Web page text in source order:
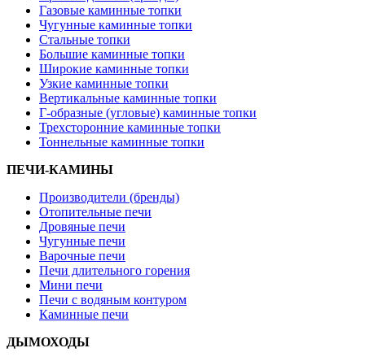
Газовые каминные топки
Чугунные каминные топки
Стальные топки
Большие каминные топки
Широкие каминные топки
Узкие каминные топки
Вертикальные каминные топки
Г-образные (угловые) каминные топки
Трехсторонние каминные топки
Тоннельные каминные топки
ПЕЧИ-КАМИНЫ
Производители (бренды)
Отопительные печи
Дровяные печи
Чугунные печи
Варочные печи
Печи длительного горения
Мини печи
Печи с водяным контуром
Каминные печи
ДЫМОХОДЫ